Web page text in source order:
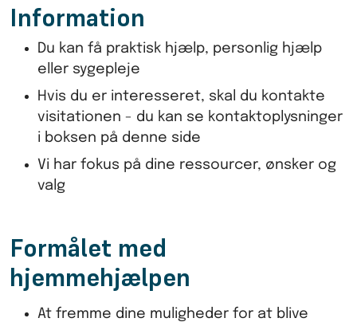
Information
Du kan få praktisk hjælp, personlig hjælp
eller sygepleje
Hvis du er interesseret, skal du kontakte
visitationen - du kan se kontaktoplysninger
i boksen på denne side
Vi har fokus på dine ressourcer, ønsker og
valg
Formålet med
hjemmehjælpen
At fremme dine muligheder for at blive